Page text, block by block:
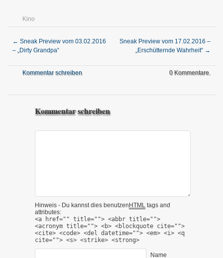
Kino
← Sneak Preview vom 03.02.2016
– „Dirty Grandpa“
Sneak Preview vom 17.02.2016 –
„Erschütternde Wahrheit“ →
Kommentar schreiben 0 Kommentare.
Kommentar schreiben
Hinweis - Du kannst dies benutzen HTML tags and
attributes:
<a href="" title=""> <abbr title="">
<acronym title=""> <b> <blockquote cite="">
<cite> <code> <del datetime=""> <em> <i> <q
cite=""> <s> <strike> <strong>
Name